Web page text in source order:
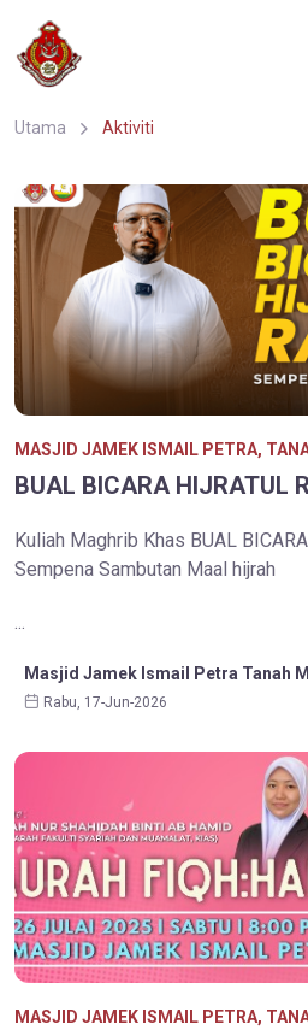
Utama Aktiviti
MASJID JAMEK ISMAIL PETRA,
BUAL BICARA HIJRATUL
Kuliah Maghrib Khas BUAL
Sempena Sambutan Maal hijrah
...
Masjid Jamek Ismail Petra Tanah
Rabu, 17-Jun-2026
MASJID JAMEK ISMAIL PETRA,